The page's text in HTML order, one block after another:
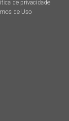
de privacidade
de Uso